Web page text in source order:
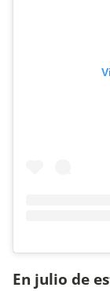
En julio de